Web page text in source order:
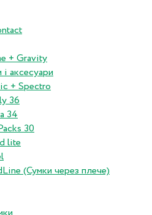
+ Gravity
аксесуари
+ Spectro
36
34
30
lite
(Сумки через плече)